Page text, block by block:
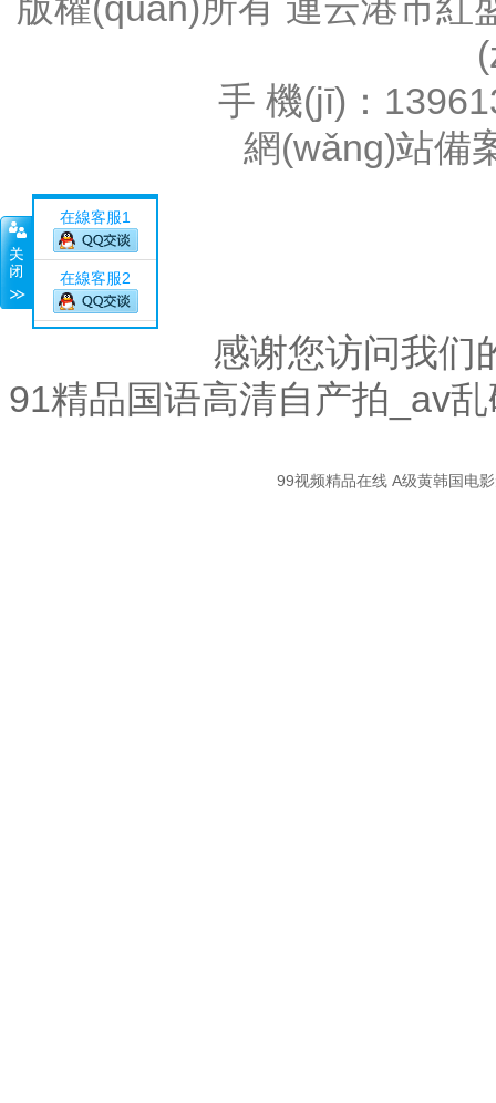
手 機(jī)：
網(wǎng)站備
在線客服1
在線客服2
感谢您访问我们
91精品国语高清自产拍_av
99视频精品在线 A级黄韩国电